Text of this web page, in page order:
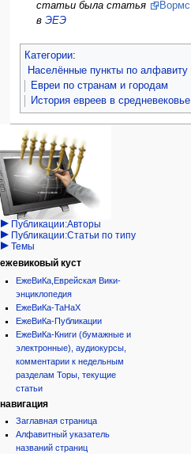
статьи была статья
Вормс
в ЭЕЭ
Категории:
Населённые пункты по алфавиту
Евреи по странам и городам
История евреев в средневековье
Навигация
персональные инструменты
войти
запрос
учётной
записи
категории
Израиль:Страна и
государство
Иудаизм
Народ
Проекты
Проекты/Участники/
дополнения
Публикации:Авторы
Публикации:Статьи по типу
Темы
ежевиковый куст
ЕжеВиКа,Еврейская Вики-
энциклопедия
ЕжеВиКа-ТаНаХ
ЕжеВиКа-Публикации
ЕжеВиКа-Книги (бумажные и
электронные), аудиокурсы,
комментарии к недельным
разделам Торы, текущие
статьи
навигация
Заглавная страница
Алфавитный указатель
названий страниц